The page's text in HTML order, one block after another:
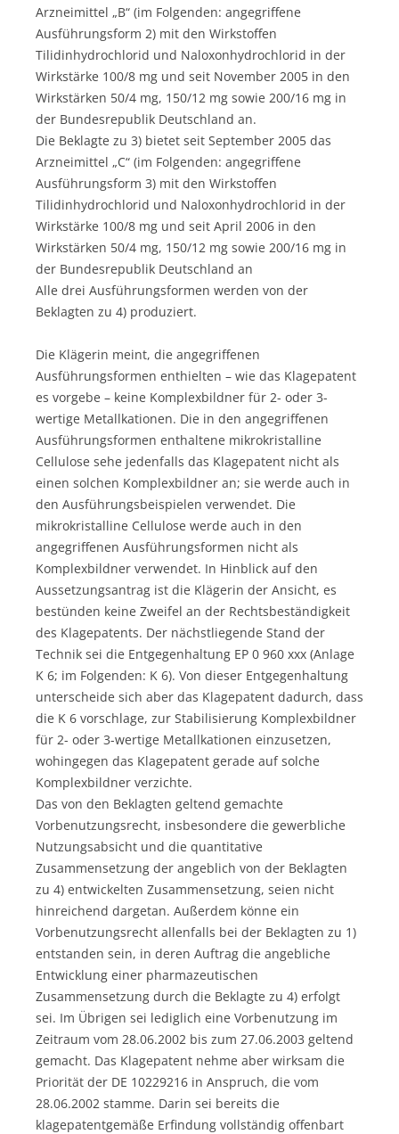
Arzneimittel „B“ (im Folgenden: angegriffene
Ausführungsform 2) mit den Wirkstoffen
Tilidinhydrochlorid und Naloxonhydrochlorid in der
Wirkstärke 100/8 mg und seit November 2005 in den
Wirkstärken 50/4 mg, 150/12 mg sowie 200/16 mg in
der Bundesrepublik Deutschland an.
Die Beklagte zu 3) bietet seit September 2005 das
Arzneimittel „C“ (im Folgenden: angegriffene
Ausführungsform 3) mit den Wirkstoffen
Tilidinhydrochlorid und Naloxonhydrochlorid in der
Wirkstärke 100/8 mg und seit April 2006 in den
Wirkstärken 50/4 mg, 150/12 mg sowie 200/16 mg in
der Bundesrepublik Deutschland an
Alle drei Ausführungsformen werden von der
Beklagten zu 4) produziert.
Die Klägerin meint, die angegriffenen
Ausführungsformen enthielten – wie das Klagepatent
es vorgebe – keine Komplexbildner für 2- oder 3-
wertige Metallkationen. Die in den angegriffenen
Ausführungsformen enthaltene mikrokristalline
Cellulose sehe jedenfalls das Klagepatent nicht als
einen solchen Komplexbildner an; sie werde auch in
den Ausführungsbeispielen verwendet. Die
mikrokristalline Cellulose werde auch in den
angegriffenen Ausführungsformen nicht als
Komplexbildner verwendet. In Hinblick auf den
Aussetzungsantrag ist die Klägerin der Ansicht, es
bestünden keine Zweifel an der Rechtsbeständigkeit
des Klagepatents. Der nächstliegende Stand der
Technik sei die Entgegenhaltung EP 0 960 xxx (Anlage
K 6; im Folgenden: K 6). Von dieser Entgegenhaltung
unterscheide sich aber das Klagepatent dadurch, dass
die K 6 vorschlage, zur Stabilisierung Komplexbildner
für 2- oder 3-wertige Metallkationen einzusetzen,
wohingegen das Klagepatent gerade auf solche
Komplexbildner verzichte.
Das von den Beklagten geltend gemachte
Vorbenutzungsrecht, insbesondere die gewerbliche
Nutzungsabsicht und die quantitative
Zusammensetzung der angeblich von der Beklagten
zu 4) entwickelten Zusammensetzung, seien nicht
hinreichend dargetan. Außerdem könne ein
Vorbenutzungsrecht allenfalls bei der Beklagten zu 1)
entstanden sein, in deren Auftrag die angebliche
Entwicklung einer pharmazeutischen
Zusammensetzung durch die Beklagte zu 4) erfolgt
sei. Im Übrigen sei lediglich eine Vorbenutzung im
Zeitraum vom 28.06.2002 bis zum 27.06.2003 geltend
gemacht. Das Klagepatent nehme aber wirksam die
Priorität der DE 10229216 in Anspruch, die vom
28.06.2002 stamme. Darin sei bereits die
klagepatentgemäße Erfindung vollständig offenbart